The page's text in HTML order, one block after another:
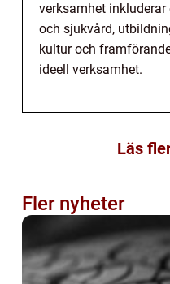
verksamhet
och sjukvård,
kultur och
ideell verksamhet.
Läs
Fler nyheter